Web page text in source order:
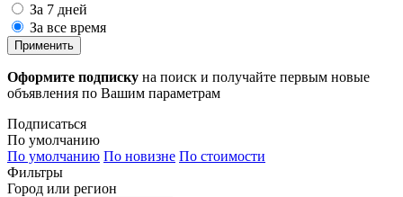
За 7 дней
За все время
Применить
Оформите подписку на поиск и получайте первым новые
объявления по Вашим параметрам
Подписаться
По умолчанию
По умолчанию По новизне По стоимости
Фильтры
Город или регион